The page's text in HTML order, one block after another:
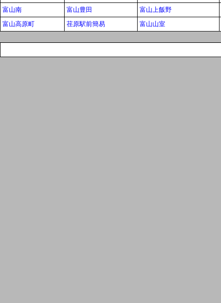
富山南
富山豊田
富山上飯野
富山高原町
荏原駅前簡易 富山山室